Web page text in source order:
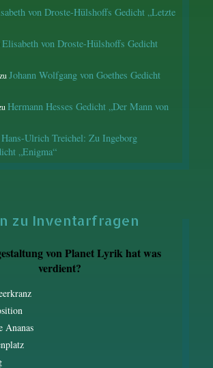
von Droste-Hülshoffs Gedicht „Letzte
Elisabeth von Droste-Hülshoffs Gedicht
Johann Wolfgang von Goethes Gedicht
Hermann Hesses Gedicht „Der Mann von
Hans-Ulrich Treichel: Zu Ingeborg
„Enigma“
zu Inventarfragen
von Planet Lyrik hat was
verdient?
Ananas